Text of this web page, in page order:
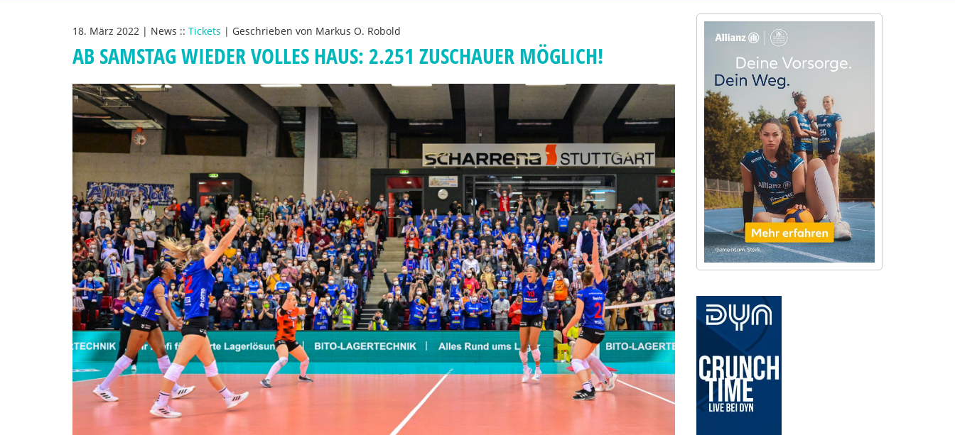
18. März 2022 | News :: Tickets | Geschrieben von Markus O. Robold
AB SAMSTAG WIEDER VOLLES HAUS: 2.251 ZUSCHAUER MÖGLICH!